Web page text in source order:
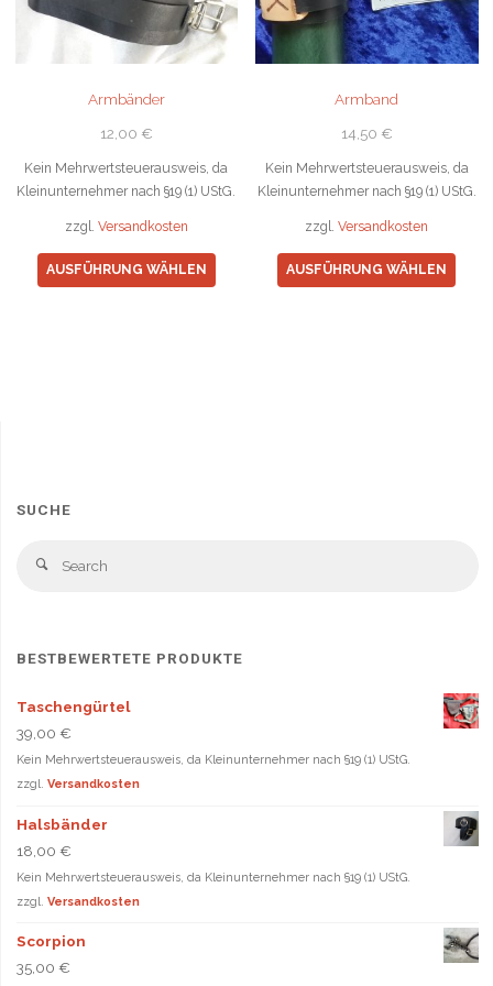
auf
der
Produktseite
auf
der
Armbänder
12,00 €
Kein Mehrwertsteuerausweis, da
Kleinunternehmer nach §19 (1) UStG.
zzgl. Versandkosten
AUSFÜHRUNG WÄHLEN
Dieses
Produkt
Armband
14,50 €
Kein Mehrwertsteuerausweis, da
Kleinunternehmer nach §19 (1) UStG.
zzgl.Versandkosten
AUSFÜHRUNG WÄHLEN
SUCHE
Search
BESTBEWERTETE PRODUKTE
Taschengürtel
39,00 €
Kein Mehrwertsteuerausweis, da Kleinunternehmer nach §19 (1) UStG.
zzgl. Versandkosten
Halsbänder
18,00 €
Kein Mehrwertsteuerausweis, da Kleinunternehmer nach §19 (1) UStG.
zzgl. Versandkosten
Scorpion
35,00 €